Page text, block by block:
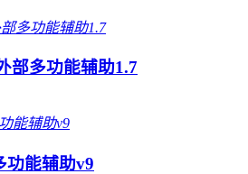
部多功能辅助1.7
功能辅助v9